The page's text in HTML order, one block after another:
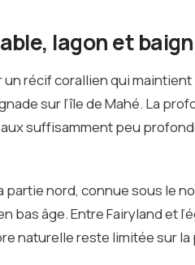
lagon et
récif corallien qui
sur l’île de Mahé. La
suffisamment peu
nord, connue sous le
âge. Entre Fairyland et
naturelle reste limitée sur